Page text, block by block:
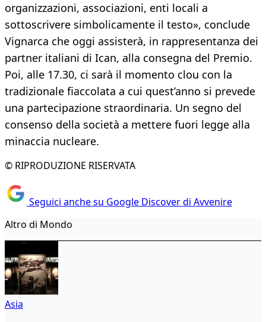
organizzazioni, associazioni, enti locali a
sottoscrivere simbolicamente il testo», conclude
Vignarca che oggi assisterà, in rappresentanza dei
partner italiani di Ican, alla consegna del Premio.
Poi, alle 17.30, ci sarà il momento clou con la
tradizionale fiaccolata a cui quest’anno si prevede
una partecipazione straordinaria. Un segno del
consenso della società a mettere fuori legge alla
minaccia nucleare.
© RIPRODUZIONE RISERVATA
Seguici anche su Google Discover di Avvenire
Altro di Mondo
Asia